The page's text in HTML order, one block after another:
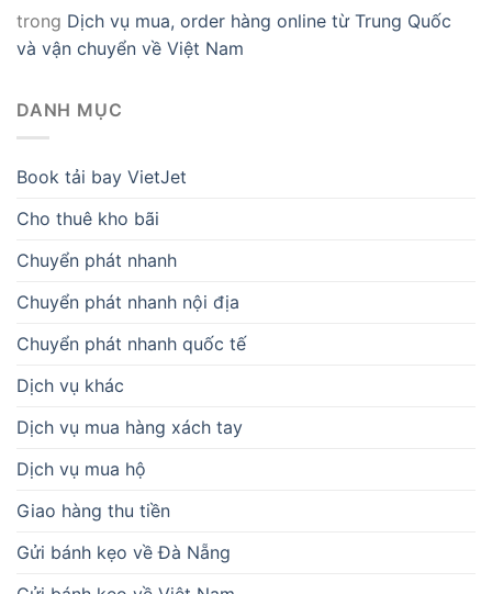
trong Dịch vụ mua, order hàng online từ Trung Quốc
và vận chuyển về Việt Nam
DANH MỤC
Book tải bay VietJet
Cho thuê kho bãi
Chuyển phát nhanh
Chuyển phát nhanh nội địa
Chuyển phát nhanh quốc tế
Dịch vụ khác
Dịch vụ mua hàng xách tay
Dịch vụ mua hộ
Giao hàng thu tiền
Gửi bánh kẹo về Đà Nẵng